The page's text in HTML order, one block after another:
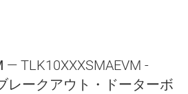
— TLK10XXXSMAEVM -
レークアウト・ドーターボ